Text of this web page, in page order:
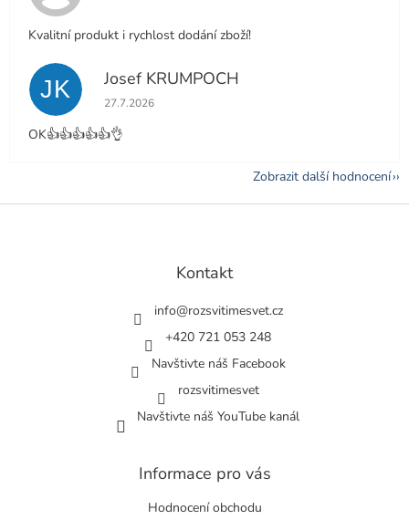
Kvalitní produkt i rychlost dodání zboží!
JK Josef KRUMPOCH
Hodnocení obchodu je 5 z 5 hvězdiček.
27.7.2026
OK👍👍👍👍👍👌
Zobrazit další hodnocení
Z
Kontakt
info@rozsvitimesvet.cz
+420 721 053 248
Navštivte náš Facebook
rozsvitimesvet
Navštivte náš YouTube kanál
Informace pro vás
Hodnocení obchodu